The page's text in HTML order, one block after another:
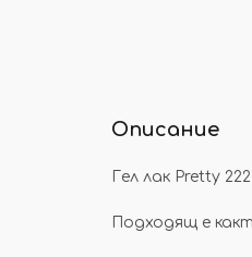
Описание
Гел лак Pretty
Подходящ е